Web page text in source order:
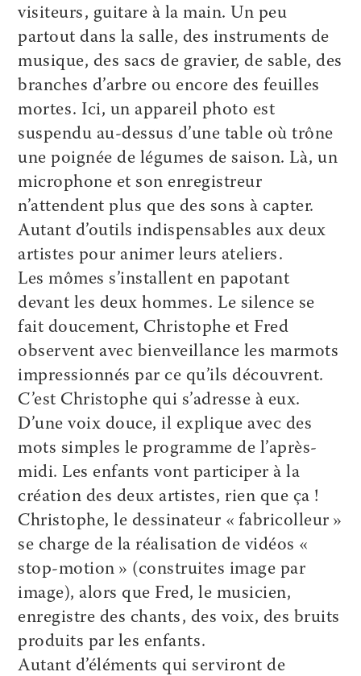
visiteurs, guitare à la main. Un peu
partout dans la salle, des instruments de
musique, des sacs de gravier, de sable, des
branches d’arbre ou encore des feuilles
mortes. Ici, un appareil photo est
suspendu au-dessus d’une table où trône
une poignée de légumes de saison. Là, un
microphone et son enregistreur
n’attendent plus que des sons à capter.
Autant d’outils indispensables aux deux
artistes pour animer leurs ateliers.
Les mômes s’installent en papotant
devant les deux hommes. Le silence se
fait doucement, Christophe et Fred
observent avec bienveillance les marmots
impressionnés par ce qu’ils découvrent.
C’est Christophe qui s’adresse à eux.
D’une voix douce, il explique avec des
mots simples le programme de l’après-
midi. Les enfants vont participer à la
création des deux artistes, rien que ça !
Christophe, le dessinateur « fabricolleur »
se charge de la réalisation de vidéos «
stop-motion » (construites image par
image), alors que Fred, le musicien,
enregistre des chants, des voix, des bruits
produits par les enfants.
Autant d’éléments qui serviront de